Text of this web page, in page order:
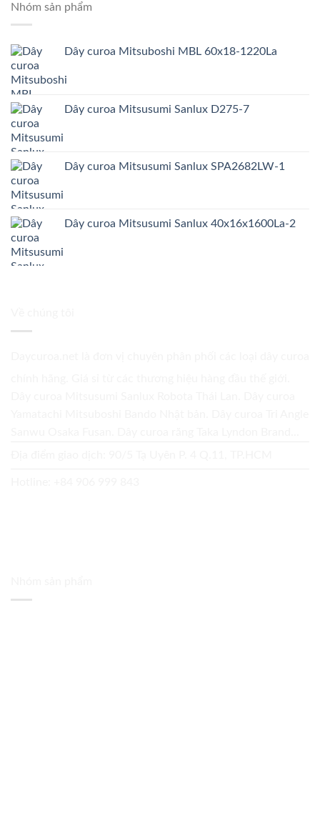
Nhóm sản phẩm
Dây curoa Mitsuboshi MBL 60x18-1220La
Dây curoa Mitsusumi Sanlux D275-7
Dây curoa Mitsusumi Sanlux SPA2682LW-1
Dây curoa Mitsusumi Sanlux 40x16x1600La-2